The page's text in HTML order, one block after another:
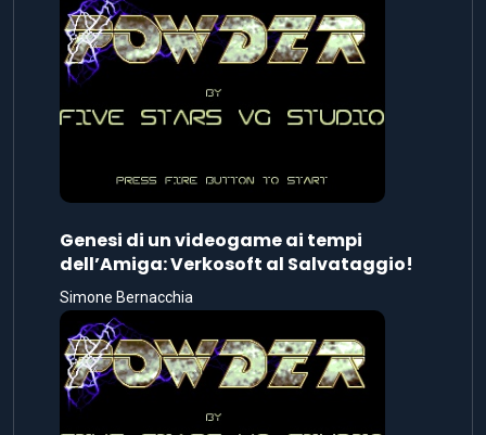
Genesi di un videogame ai tempi
dell’Amiga: Verkosoft al Salvataggio!
Simone Bernacchia